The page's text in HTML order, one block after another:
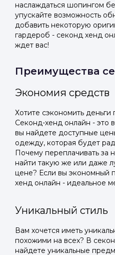
наслаждаться шопингом
упускайте возможность
добавить некоторую
гардероб - секонд хенд
ждет вас!
Преимущества
Экономия средств
Хотите сэкономить
Секонд-хенд онлайн - это
вы найдете доступные
одежду, которая будет
Почему переплачивать за
найти такую же или даже
цене? Если вы экономный
хенд онлайн - идеальное
Уникальный стиль
Вам хочется иметь
похожими на всех? В
найдете уникальные